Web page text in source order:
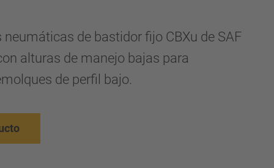
de bastidor fijo CBXu de SAF
alturas de manejo bajas para
de perfil bajo.